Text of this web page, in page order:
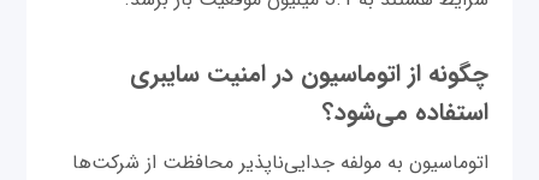
چگونه از اتوماسیون در امنیت سایبری
استفاده می‌شود؟
اتوماسیون به مولفه جدایی‌ناپذیر محافظت از شرکت‌ها